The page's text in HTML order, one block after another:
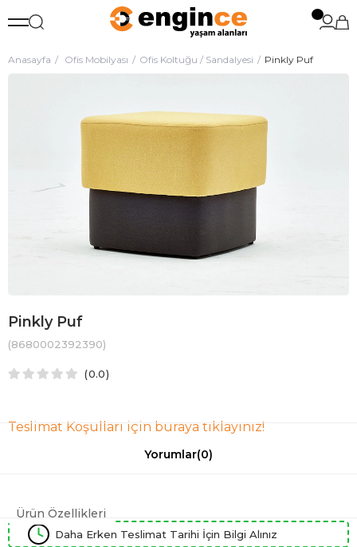
Anasayfa Ofis Mobilyası Ofis Koltuğu / Sandalyesi Pinkly Puf
Pinkly Puf
(8680002392390)
0.0
Teslimat Koşulları için buraya tıklayınız!
Yorumlar(0)
Ürün Özellikleri
Daha Erken Teslimat Tarihi İçin Bilgi Alınız